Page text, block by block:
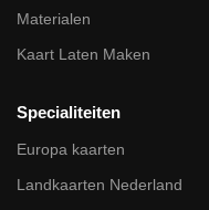
Materialen
Kaart Laten Maken
Specialiteiten
Europa kaarten
Landkaarten Nederland